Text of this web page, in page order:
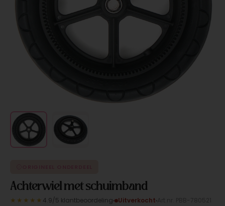
Achterwiel met schuimband
★★★★★ 4.9/5 klantbeoordeling Uitverkocht